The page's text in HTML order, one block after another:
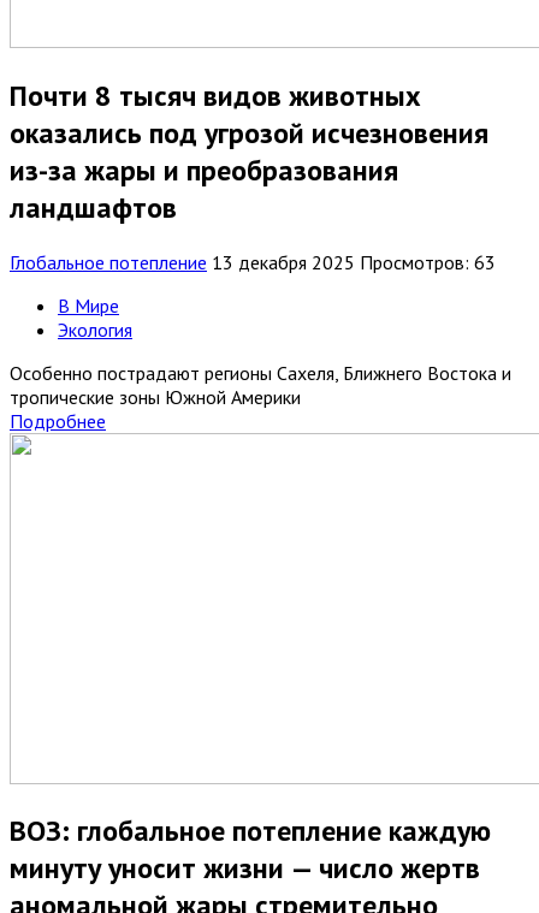
Почти 8 тысяч видов животных
оказались под угрозой исчезновения
из-за жары и преобразования
ландшафтов
Глобальное потепление 13 декабря 2025 Просмотров: 63
В Мире
Экология
Особенно пострадают регионы Сахеля, Ближнего Востока и
тропические зоны Южной Америки
Подробнее
ВОЗ: глобальное потепление каждую
минуту уносит жизни — число жертв